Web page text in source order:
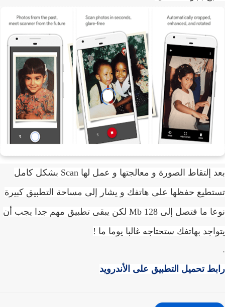
بعد إلتقاط الصورة و معالجتها و عمل لها Scan بشكل كامل
حفظها على هاتفك و يشار إلى مساحة التطبيق كبيرة
نوعا ما فتصل إلى 128 Mb لكن يبقى تطبيق مهم جدا يجب أن
بهاتفك ستحتاجه غالبا يوما ما !
تحميل التطبيق على الأندرويد